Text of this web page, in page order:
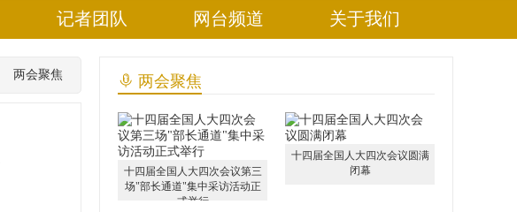
记者团队 网台频道 关于我们
两会聚焦 两会聚焦
十四届全国人大四次会议第三
场"部长通道"集中采访活动正
式举行
十四届全国人大四次会议圆满
闭幕